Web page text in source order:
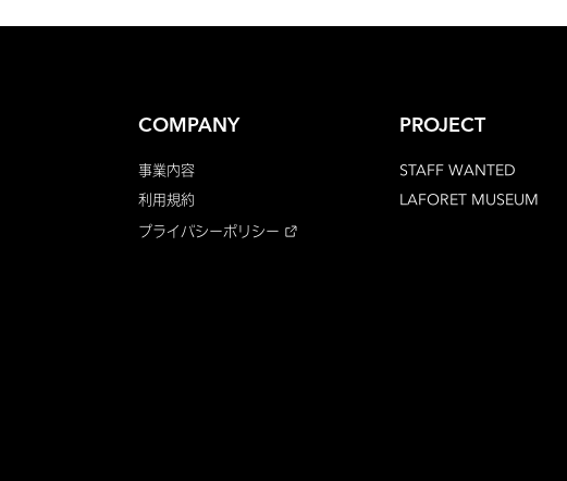
COMPANY
事業内容
利用規約
プライバシーポリシー
PROJECT
STAFF WANTED
LAFORET MUSEUM